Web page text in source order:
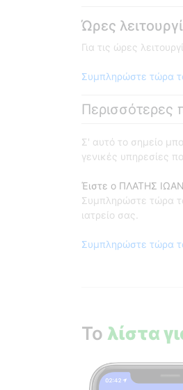
Ώρες
Για τις ώρες
Συμπληρώστε τώρα
Σ' αυτό το σημείο
γενικές υπηρεσίες
Έιστε ο ΠΛΑΤΗΣ
Συμπληρώστε τώρα
ιατρείο σας.
Συμπληρώστε τώρα
Το λίστα